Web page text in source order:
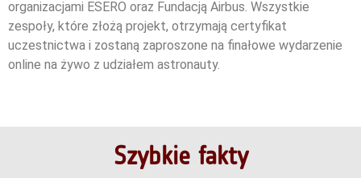
organizacjami ESERO oraz Fundacją Airbus. Wszystkie
zespoły, które złożą projekt, otrzymają certyfikat
uczestnictwa i zostaną zaproszone na finałowe wydarzenie
online na żywo z udziałem astronauty.
Szybkie fakty